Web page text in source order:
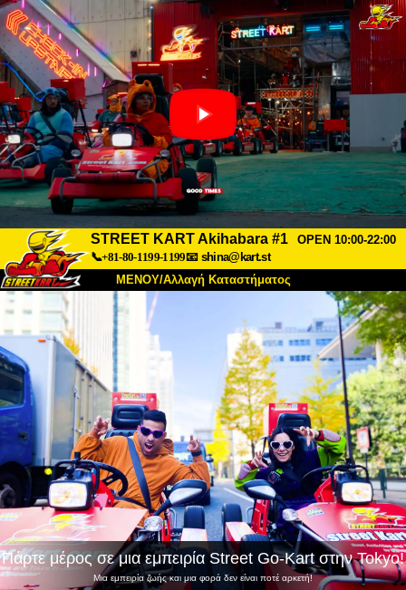
STREET KART Akihabara #1
OPEN 10:00-22:00
📞+81-80-1199-1199📧 shina@kart.st
ΜΕΝΟΥ/Αλλαγή Καταστήματος
Σχετικά Προδιαγραφές Τιμές
Πρόσβαση Αναφορές Συχνές Ερωτήσεις
Εταιρεία Κράτηση
Αλλαγή Καταστήματος
Τόκιο Σινάγαουα #1 Τόκιο Ακίχαμπαρα #1
Τόκιο Ακίχαμπαρα #2 Τόκιο Σιμπούγια
Τόκιο Σιμπούγια Annex Τόκιο Κόλπος
Τόκιο Ασακούσα Οσάκα
Πάρτε μέρος σε μια εμπειρία Street Go-Kart στην Tokyo!
Μια εμπειρία ζωής και μια φορά δεν είναι ποτέ αρκετή!